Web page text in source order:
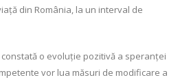
din România, la un interval de
constată o evoluţie pozitivă a speranţei
vor lua măsuri de modificare a